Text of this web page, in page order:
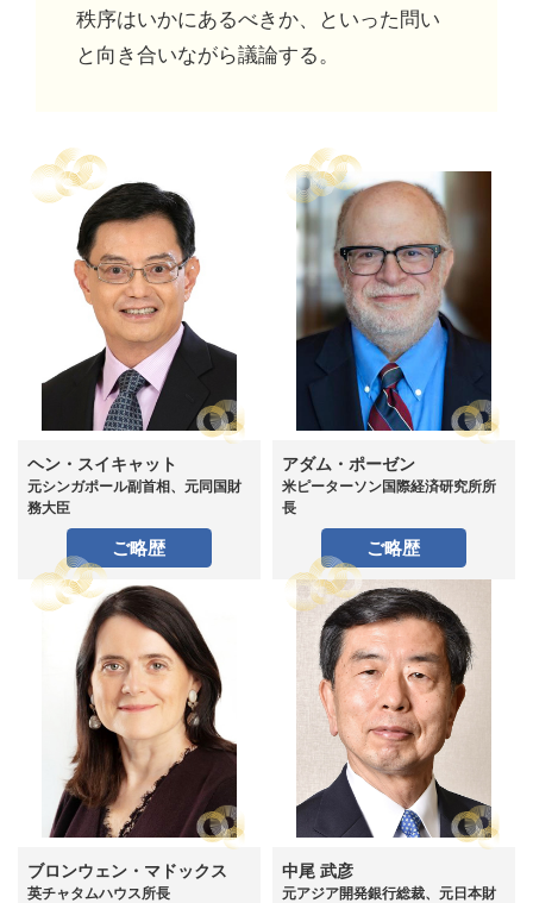
秩序はいかにあるべきか、といった問い
と向き合いながら議論する。
ヘン・スイキャット
元シンガポール副首相、元同国財
務大臣
ご略歴
アダム・ポーゼン
米ピーターソン国際経済研究所所
長
ご略歴
ブロンウェン・マドックス
英チャタムハウス所長
中尾 武彦
元アジア開発銀行総裁、元日本財